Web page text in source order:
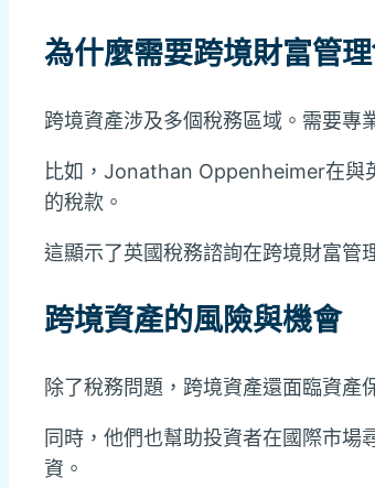
為什麼需要跨境財富管
跨境資產涉及多個稅務區域。需要專
比如，Jonathan Oppenheimer在與
的稅款。
這顯示了英國稅務諮詢在跨境財富管
跨境資產的風險與機會
除了稅務問題，跨境資產還面臨資產
同時，他們也幫助投資者在國際市場
資。